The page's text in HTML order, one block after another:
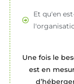
Et qu'en
Une fois le
est en